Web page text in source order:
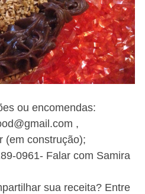
ou encomendas:
,
(em construção);
0961- Falar com Samira
sua receita? Entre